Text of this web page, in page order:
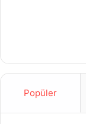
Popüler